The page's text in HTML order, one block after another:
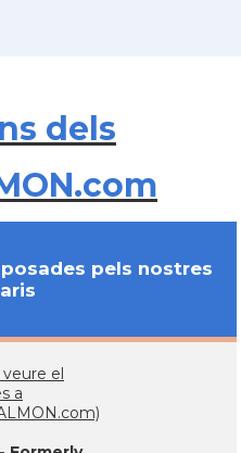
dels
pels nostres
el
a